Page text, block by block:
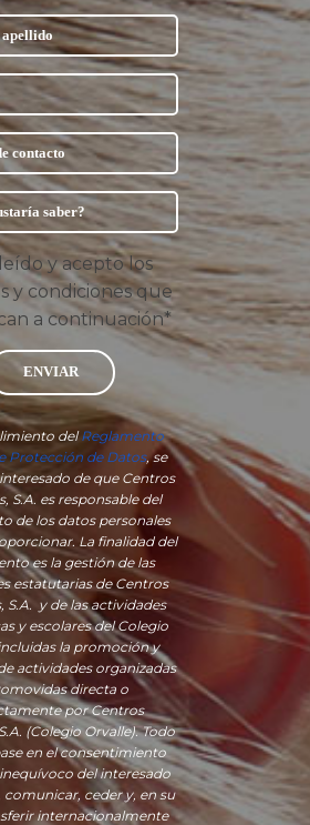
y acepto los
y condiciones que
a continuación*
ENVIAR
delReglamento
Protección de Datos, se
de que Centros
S.A. es responsable del
de los datos personales
La finalidad del
es la gestión de las
estatutarias de Centros
S.A. y de las actividades
y escolares del Colegio
la promoción y
actividades organizadas
directa o
por Centros
(Colegio Orvalle). Todo
en el consentimiento
del interesado
comunicar, ceder y, en su
internacionalmente